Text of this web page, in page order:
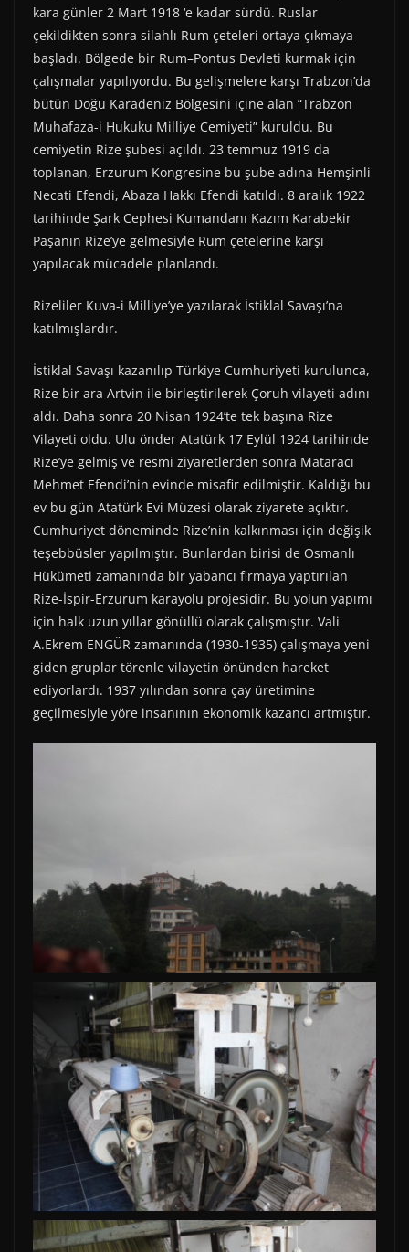
kara günler 2 Mart 1918 ‘e kadar sürdü. Ruslar
çekildikten sonra silahlı Rum çeteleri ortaya çıkmaya
başladı. Bölgede bir Rum–Pontus Devleti kurmak için
çalışmalar yapılıyordu. Bu gelişmelere karşı Trabzon’da
bütün Doğu Karadeniz Bölgesini içine alan “Trabzon
Muhafaza-i Hukuku Milliye Cemiyeti” kuruldu. Bu
cemiyetin Rize şubesi açıldı. 23 temmuz 1919 da
toplanan, Erzurum Kongresine bu şube adına Hemşinli
Necati Efendi, Abaza Hakkı Efendi katıldı. 8 aralık 1922
tarihinde Şark Cephesi Kumandanı Kazım Karabekir
Paşanın Rize’ye gelmesiyle Rum çetelerine karşı
yapılacak mücadele planlandı.
Rizeliler Kuva-i Milliye’ye yazılarak İstiklal Savaşı’na
katılmışlardır.
İstiklal Savaşı kazanılıp Türkiye Cumhuriyeti kurulunca,
Rize bir ara Artvin ile birleştirilerek Çoruh vilayeti adını
aldı. Daha sonra 20 Nisan 1924’te tek başına Rize
Vilayeti oldu. Ulu önder Atatürk 17 Eylül 1924 tarihinde
Rize’ye gelmiş ve resmi ziyaretlerden sonra Mataracı
Mehmet Efendi’nin evinde misafir edilmiştir. Kaldığı bu
ev bu gün Atatürk Evi Müzesi olarak ziyarete açıktır.
Cumhuriyet döneminde Rize’nin kalkınması için değişik
teşebbüsler yapılmıştır. Bunlardan birisi de Osmanlı
Hükümeti zamanında bir yabancı firmaya yaptırılan
Rize-İspir-Erzurum karayolu projesidir. Bu yolun yapımı
için halk uzun yıllar gönüllü olarak çalışmıştır. Vali
A.Ekrem ENGÜR zamanında (1930-1935) çalışmaya yeni
giden gruplar törenle vilayetin önünden hareket
ediyorlardı. 1937 yılından sonra çay üretimine
geçilmesiyle yöre insanının ekonomik kazancı artmıştır.